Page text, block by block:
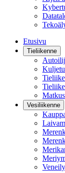
Etusivu
Tieliikenne
Vesiliikenne
Veneily